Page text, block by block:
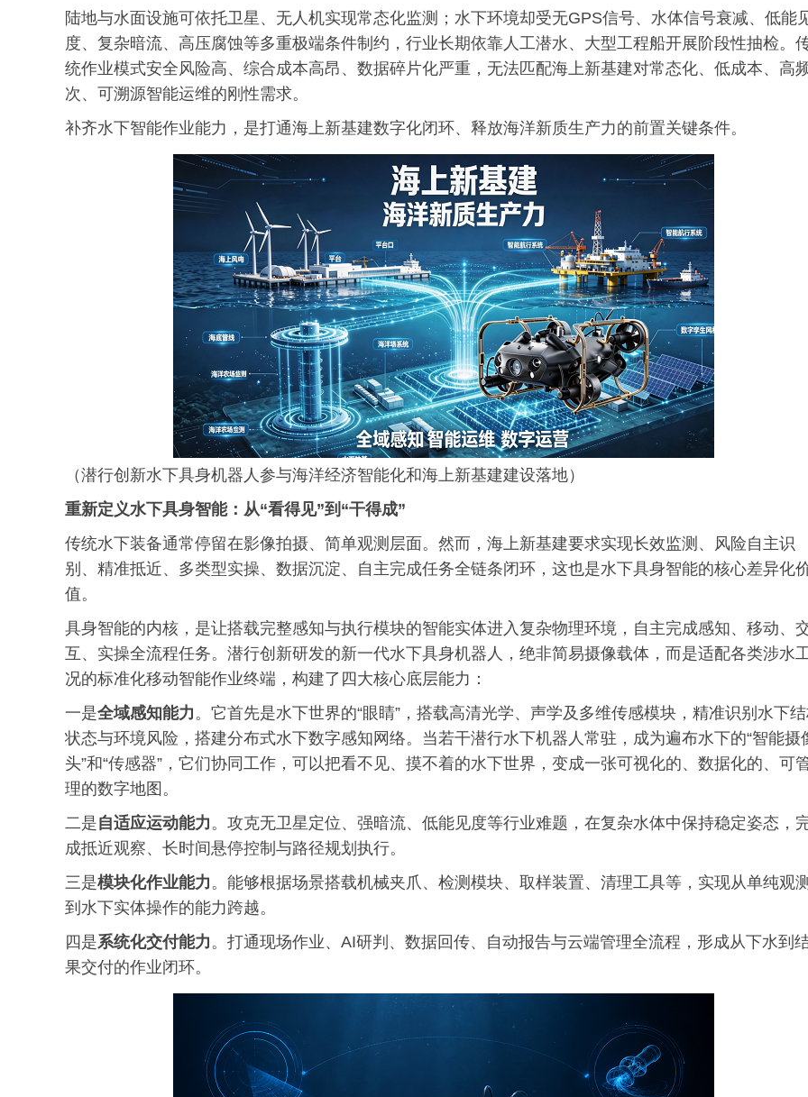
陆地与水面设施可依托卫星、无人机实现常态化监测；水下环境却受无GPS信号、水体信号衰减、低能
度、复杂暗流、高压腐蚀等多重极端条件制约，行业长期依靠人工潜水、大型工程船开展阶段性抽检。
统作业模式安全风险高、综合成本高昂、数据碎片化严重，无法匹配海上新基建对常态化、低成本、高
次、可溯源智能运维的刚性需求。
补齐水下智能作业能力，是打通海上新基建数字化闭环、释放海洋新质生产力的前置关键条件。
（潜行创新水下具身机器人参与海洋经济智能化和海上新基建建设落地）
重新定义水下具身智能：从“看得见”到“干得成”
传统水下装备通常停留在影像拍摄、简单观测层面。然而，海上新基建要求实现长效监测、风险自主识
别、精准抵近、多类型实操、数据沉淀、自主完成任务全链条闭环，这也是水下具身智能的核心差异化
值。
具身智能的内核，是让搭载完整感知与执行模块的智能实体进入复杂物理环境，自主完成感知、移动、
互、实操全流程任务。潜行创新研发的新一代水下具身机器人，绝非简易摄像载体，而是适配各类涉水
况的标准化移动智能作业终端，构建了四大核心底层能力：
一是全域感知能力。它首先是水下世界的“眼睛”，搭载高清光学、声学及多维传感模块，精准识别水下
状态与环境风险，搭建分布式水下数字感知网络。当若干潜行水下机器人常驻，成为遍布水下的“智能摄
头”和“传感器”，它们协同工作，可以把看不见、摸不着的水下世界，变成一张可视化的、数据化的、可
理的数字地图。
二是自适应运动能力。攻克无卫星定位、强暗流、低能见度等行业难题，在复杂水体中保持稳定姿态，
成抵近观察、长时间悬停控制与路径规划执行。
三是模块化作业能力。能够根据场景搭载机械夹爪、检测模块、取样装置、清理工具等，实现从单纯观测
到水下实体操作的能力跨越。
四是系统化交付能力。打通现场作业、AI研判、数据回传、自动报告与云端管理全流程，形成从下水到
果交付的作业闭环。